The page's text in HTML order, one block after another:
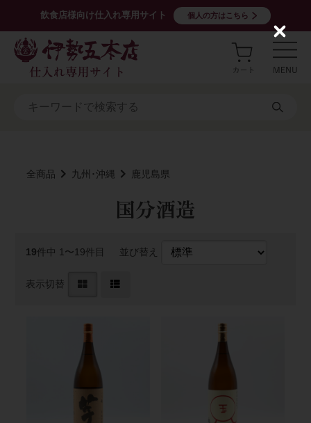
飲食店様向け仕入れ専用サイト 個人の方はこちら
全商品 九州･沖縄 鹿児島県
国分酒造
19件中 1〜19件目 並び替え
表示切替
C
l
s